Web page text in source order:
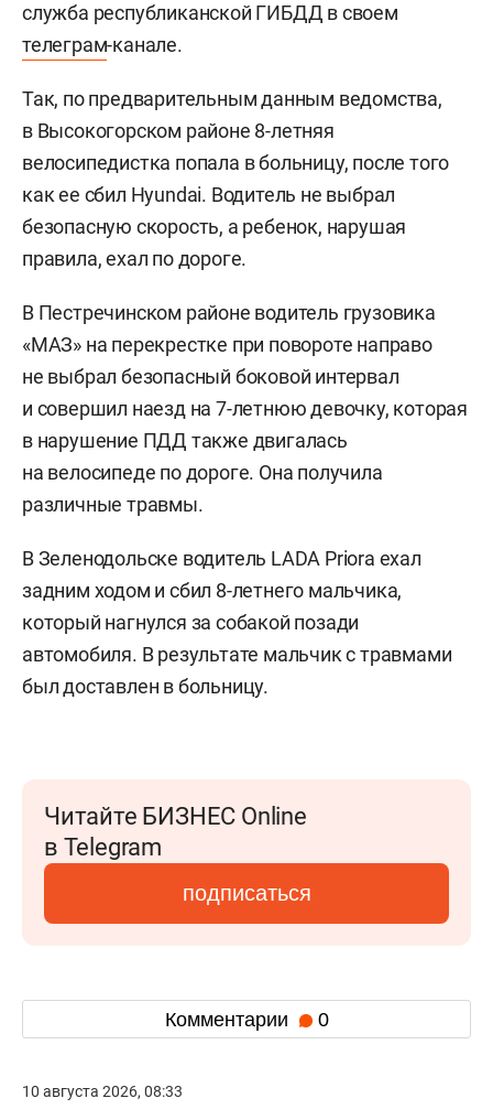
служба республиканской ГИБДД в своем
телеграм-канале.
Так, по предварительным данным ведомства,
в Высокогорском районе 8-летняя
велосипедистка попала в больницу, после того
как ее сбил Hyundai. Водитель не выбрал
безопасную скорость, а ребенок, нарушая
правила, ехал по дороге.
В Пестречинском районе водитель грузовика
«МАЗ» на перекрестке при повороте направо
не выбрал безопасный боковой интервал
и совершил наезд на 7-летнюю девочку, которая
в нарушение ПДД также двигалась
на велосипеде по дороге. Она получила
различные травмы.
В Зеленодольске водитель LADA Priora ехал
задним ходом и сбил 8-летнего мальчика,
который нагнулся за собакой позади
автомобиля. В результате мальчик с травмами
был доставлен в больницу.
Читайте БИЗНЕС Online
в Telegram
подписаться
Комментарии 0
10 августа 2026, 08:33